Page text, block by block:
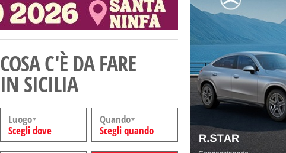
COSA C'È DA FARE
IN SICILIA
Luogo
Scegli dove
Quando
Scegli quando